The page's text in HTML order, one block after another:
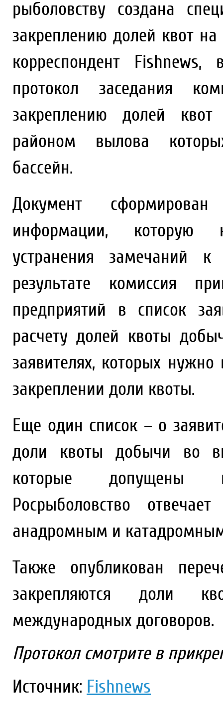
рыболовству создана
закреплению долей квот
корреспондент
протокол заседания
закреплению долей
районом вылова
бассейн.
Документ
информации, которую
устранения замечаний
результате комиссия
предприятий в список
расчету долей квоты
заявителях, которых
закреплении доли квоты.
Еще один список – о
доли квоты добычи во
которые допущены
Росрыболовство
анадромным и
Также опубликован
закрепляются доли
международных договоров.
Протокол смотрите в
Источник: Fishnews